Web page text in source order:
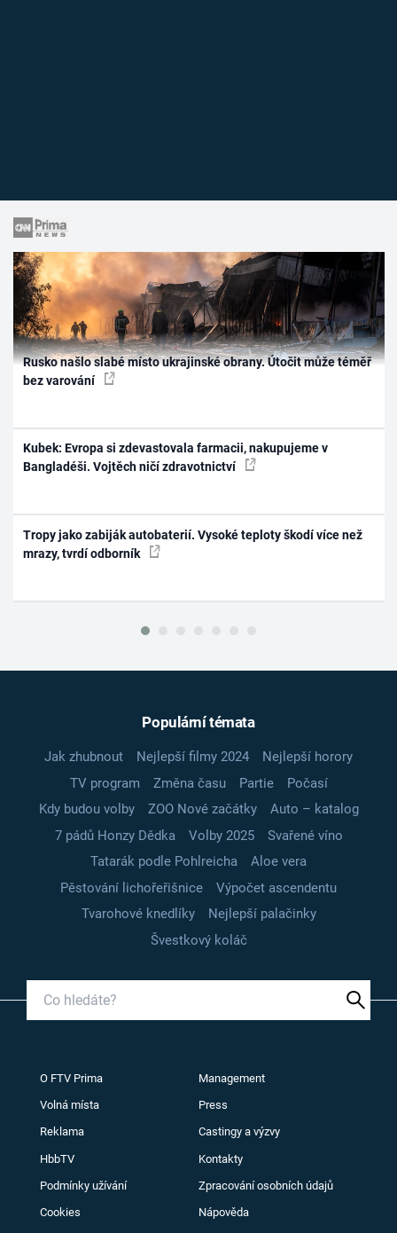
Rusko našlo slabé místo ukrajinské obrany. Útočit může téměř
bez varování
Kubek: Evropa si zdevastovala farmacii, nakupujeme v
Bangladéši. Vojtěch ničí zdravotnictví
Tropy jako zabiják autobaterií. Vysoké teploty škodí více než
mrazy, tvrdí odborník
Populární témata
Jak zhubnout Nejlepší filmy 2024
Nejlepší horory
TV program
Změna času Partie
Počasí
Kdy budou volby
ZOO Nové začátky
Auto – katalog
7 pádů Honzy Dědka
Volby 2025
Svařené víno
Tatarák podle Pohlreicha
Aloe vera
Pěstování lichořeřišnice
Výpočet ascendentu
Tvarohové knedlíky
Nejlepší palačinky
Švestkový koláč
O FTV Prima Management
Volná místa Press
Reklama Castingy a výzvy
HbbTV Kontakty
Podmínky užívání Zpracování osobních údajů
Cookies Nápověda